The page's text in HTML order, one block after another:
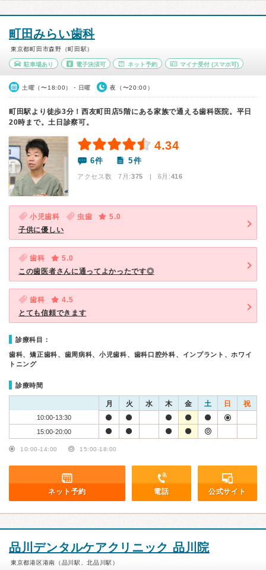
町田みらい歯科
東京都町田市森野（町田駅）
駐車場あり 電子決済可 ネット予約 マイナ受付 (スマホ可)
土曜（〜18:00）・日曜 夜（〜20:00）
町田駅より徒歩3分！西友町田店5階にある家族で通える歯科医院。平日
20時まで。土日診察可。
4.34
6件 5件
アクセス数 7月:375 | 6月:416
小児歯科 虫歯
5.0
子供に優しい
歯科
5.0
この歯医者さんに通ってよかったです◎
歯科
4.5
とても信頼できます
診療科目：
歯科、矯正歯科、歯周病科、小児歯科、歯科口腔外科、インプラント、ホワイ
トニング
診療時間
月 火 水 木 金 土 日 祝
10:00-13:30
15:00-20:00
10:00-14:00 15:00-18:00
ネット予約 電話 公式サイト
品川デンタルケアクリニック 品川院
東京都港区港南（品川駅、北品川駅）